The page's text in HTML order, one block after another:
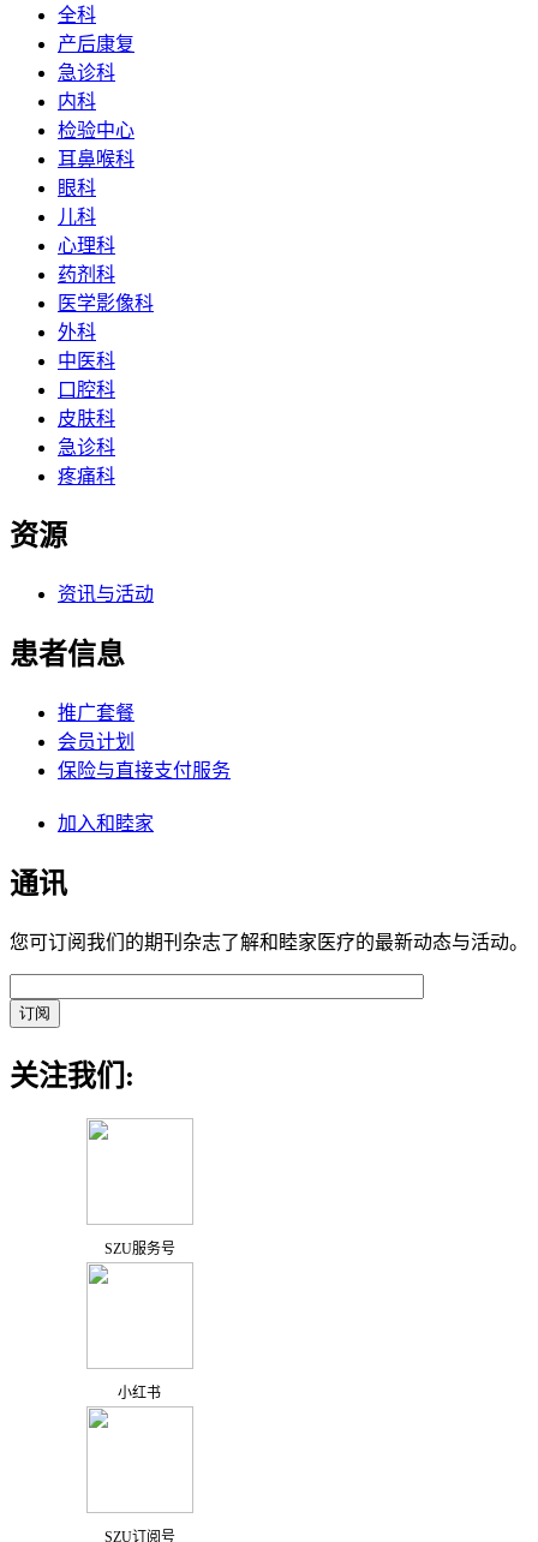
全科
产后康复
急诊科
内科
检验中心
耳鼻喉科
眼科
儿科
心理科
药剂科
医学影像科
外科
中医科
口腔科
皮肤科
急诊科
疼痛科
资源
资讯与活动
患者信息
推广套餐
会员计划
保险与直接支付服务
加入和睦家
通讯
您可订阅我们的期刊杂志了解和睦家医疗的最新动态与活动。
关注我们:
SZU服务号
小红书
SZU订阅号